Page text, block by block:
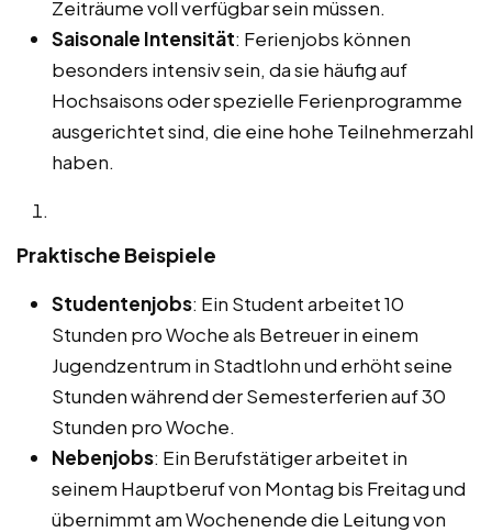
Zeiträume voll verfügbar sein müssen.
Saisonale Intensität: Ferienjobs können
besonders intensiv sein, da sie häufig auf
Hochsaisons oder spezielle Ferienprogramme
ausgerichtet sind, die eine hohe Teilnehmerzahl
haben.
Praktische Beispiele
Studentenjobs: Ein Student arbeitet 10
Stunden pro Woche als Betreuer in einem
Jugendzentrum in Stadtlohn und erhöht seine
Stunden während der Semesterferien auf 30
Stunden pro Woche.
Nebenjobs: Ein Berufstätiger arbeitet in
seinem Hauptberuf von Montag bis Freitag und
übernimmt am Wochenende die Leitung von